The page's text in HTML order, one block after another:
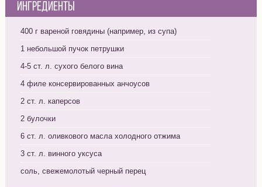
Ингредиенты
400 г вареной говядины (например, из супа)
1 небольшой пучок петрушки
4-5 ст. л. сухого белого вина
4 филе консервированных анчоусов
2 ст. л. каперсов
2 булочки
6 ст. л. оливкового масла холодного отжима
3 ст. л. винного уксуса
соль, свежемолотый черный перец